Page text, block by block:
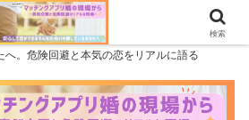
へ。危険回避と本気の恋をリアルに語る
検索